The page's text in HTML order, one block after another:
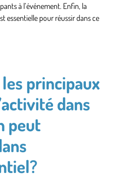
à l’événement. Enfin, la
essentielle pour réussir dans ce
principaux
dans
peut